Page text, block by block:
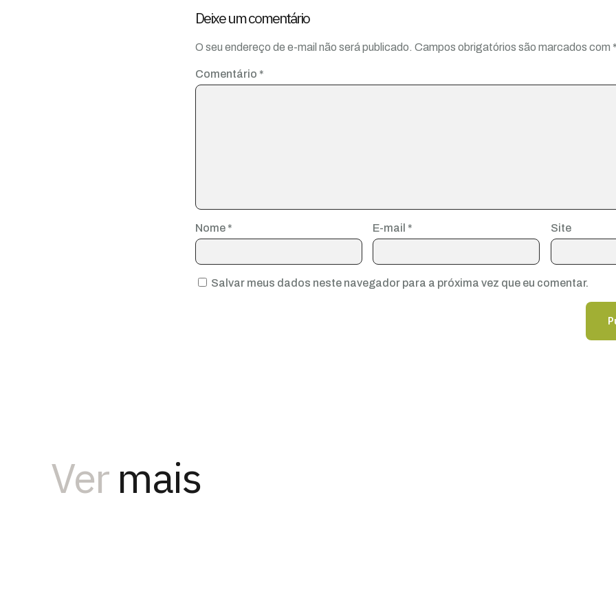
Deixe um comentário
O seu endereço de e-mail não será publicado. Campos obrigatórios são marcados com
Comentário *
Nome * E-mail * Site
Salvar meus dados neste navegador para a próxima vez que eu comentar.
Ver mais